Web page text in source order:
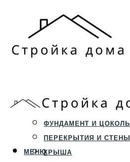
СТРОИТЕЛЬСТВО
ФУНДАМЕНТ И ЦОКОЛЬ
ПЕРЕКРЫТИЯ И СТЕНЫ
КРЫША
МЕНЮ